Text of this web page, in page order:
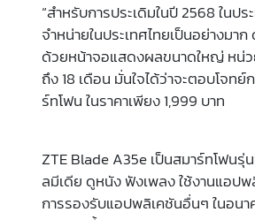
“สำหรับการประเดิมในปี 2568 ในป
จำหน่ายในประเทศไทยเป็นอย่างม
ด้วยหน้าจอแสดงผลขนาดใหญ่ หน่ว
ถึง 18 เดือน มั่นใจได้ว่าจะตอบโจท
ร์ทโฟน ในราคาเพียง 1,999 บาท
ZTE Blade A35e เป็นสมาร์ทโฟนรุ่
ลมีเดีย ดูหนัง ฟังเพลง ใช้งานแอป
การรองรับแอปพลิเคชันอื่นๆ ในอน